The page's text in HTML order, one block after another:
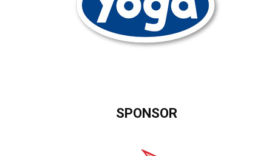
SPONSOR